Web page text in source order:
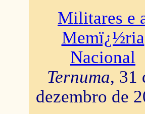
Militares e
Memï¿½ria
Nacional
Ternuma, 31
dezembro de